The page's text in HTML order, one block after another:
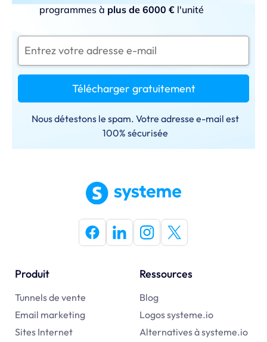
programmes à plus de 6000 € l'unité
Télécharger gratuitement
Nous détestons le spam. Votre adresse e-mail est
100% sécurisée
Produit
Tunnels de vente
Email marketing
Sites Internet
Ressources
Blog
Logos systeme.io
Alternatives àsysteme.io